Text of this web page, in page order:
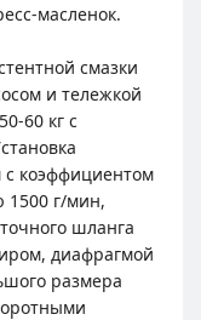
масленок.
смазки
и тележкой
60 кг с
коэффициентом
1500 г/мин,
шланга
диафрагмой
размера